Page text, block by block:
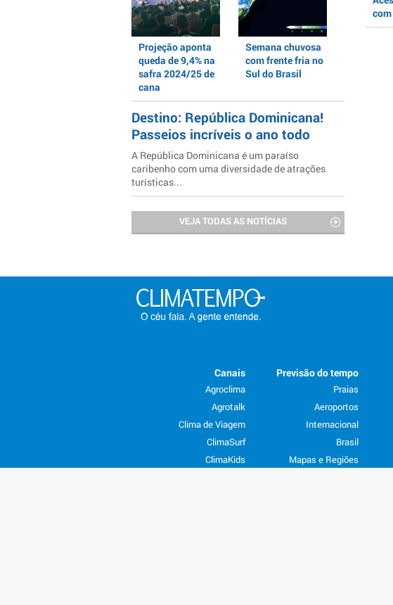
Projeção aponta
queda de 9,4% na
safra 2024/25 de
cana
Semana chuvosa
com frente fria no
Sul do Brasil
Destino: República Dominicana!
Passeios incríveis o ano todo
A República Dominicana é um paraíso
caribenho com uma diversidade de atrações
turísticas...
VEJA TODAS AS NOTÍCIAS
Previsão do tempo
Praias
Aeroportos
Internacional
Brasil
Mapas e Regiões
Canais
Agroclima
Agrotalk
Clima de Viagem
ClimaSurf
ClimaKids